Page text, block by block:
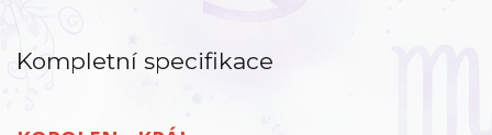
Kompletní specifikace